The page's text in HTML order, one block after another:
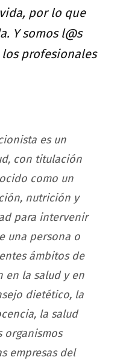
por lo que
Y somos l@s
profesionales
es un
con titulación
como un
nutrición y
para intervenir
una persona o
ámbitos de
en la salud y en
dietético, la
la salud
organismos
empresas del